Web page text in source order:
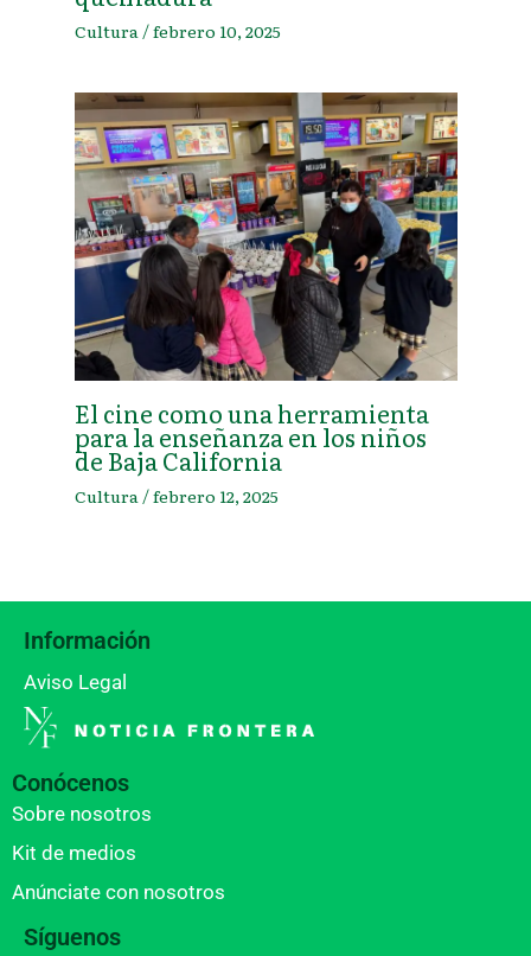
Cultura/febrero 10, 2025
El cine como una herramienta
para la enseñanza en los niños
de Baja California
Cultura /febrero 12, 2025
Información
Aviso Legal
Conócenos
Sobre nosotros
Kit de medios
Anúnciate con nosotros
Síguenos